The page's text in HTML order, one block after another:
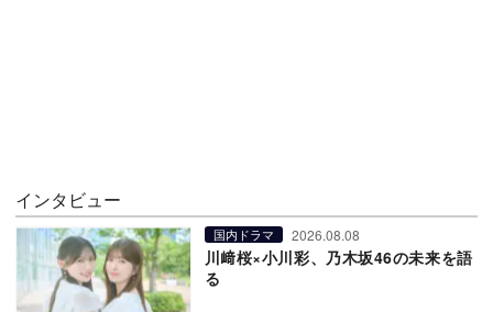
インタビュー
国内ドラマ 2026.08.08
川﨑桜×小川彩、乃木坂46の未来を語
る